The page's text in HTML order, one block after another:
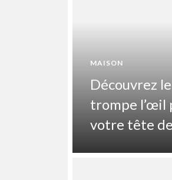
MAISON
Découvrez
trompe l’œil
votre tête